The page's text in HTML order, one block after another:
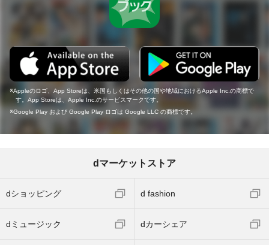
Appleのロゴ、App Storeは、米国もしくはその他の国や地域におけるApple Inc.の商標で
す。App Storeは、Apple Inc.のサービスマークです。
Google Play および Google Play ロゴは Google LLC の商標です。
dマーケットストア
dショッピング d fashion
dミュージック dカーシェア